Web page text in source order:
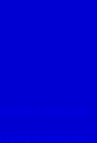
Kính hiển vi soi nổi Luxeo
Monitor theo